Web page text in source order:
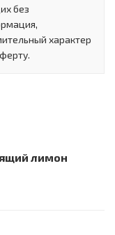
без
характер
лимон